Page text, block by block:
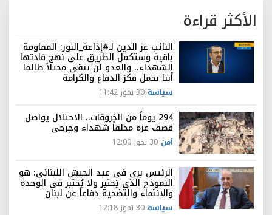
الأكثر قراءة
النائب عز الدين لـ#إذاعة_النور: المقاومة
باقية وستكمل الطريق على نهج قادتها
الشهداء.. والعدو لن يبقى محتلاً طالما
أننا نحمل فكرَ الدفاع والكرامة
سياسة 30 تموز 11:42
294 يوماً من الخروقات.. الاحتلال يواصل
قصف غزة مخلفاً شهداء وجرحى
أمن 30 تموز 12:00
الرئيس بري في عيد الجيش اللبناني: هو
النموذج الذي يَختبِر ولا يُختبر في الوحدة
والانتماء والتضحية دفاعاً عن لبنان
سياسة 30 تموز 12:18